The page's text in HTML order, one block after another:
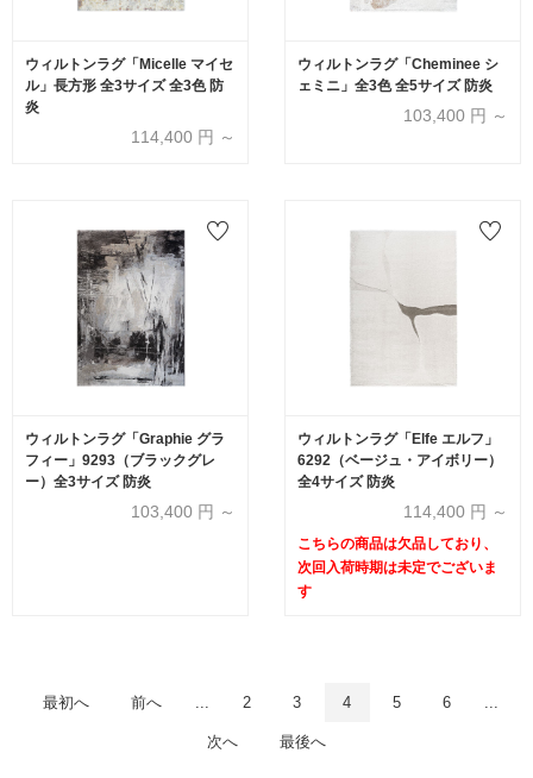
ウィルトンラグ「Micelle マイセ
ル」長方形 全3サイズ 全3色 防
炎
114,400 円 ～
ウィルトンラグ「Cheminee シ
ェミニ」全3色 全5サイズ 防炎
103,400 円 ～
ウィルトンラグ「Graphie グラ
フィー」9293（ブラックグレ
ー）全3サイズ 防炎
103,400 円 ～
ウィルトンラグ「Elfe エルフ」
6292（ベージュ・アイボリー）
全4サイズ 防炎
114,400 円 ～
こちらの商品は欠品しており、
次回入荷時期は未定でございま
す
最初へ 前へ 2 3 4 5 6
次へ 最後へ